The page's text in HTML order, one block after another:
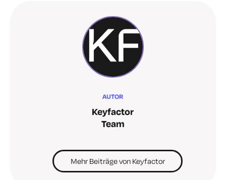
AUTOR
Keyfactor
Team
Mehr Beiträge von Keyfactor